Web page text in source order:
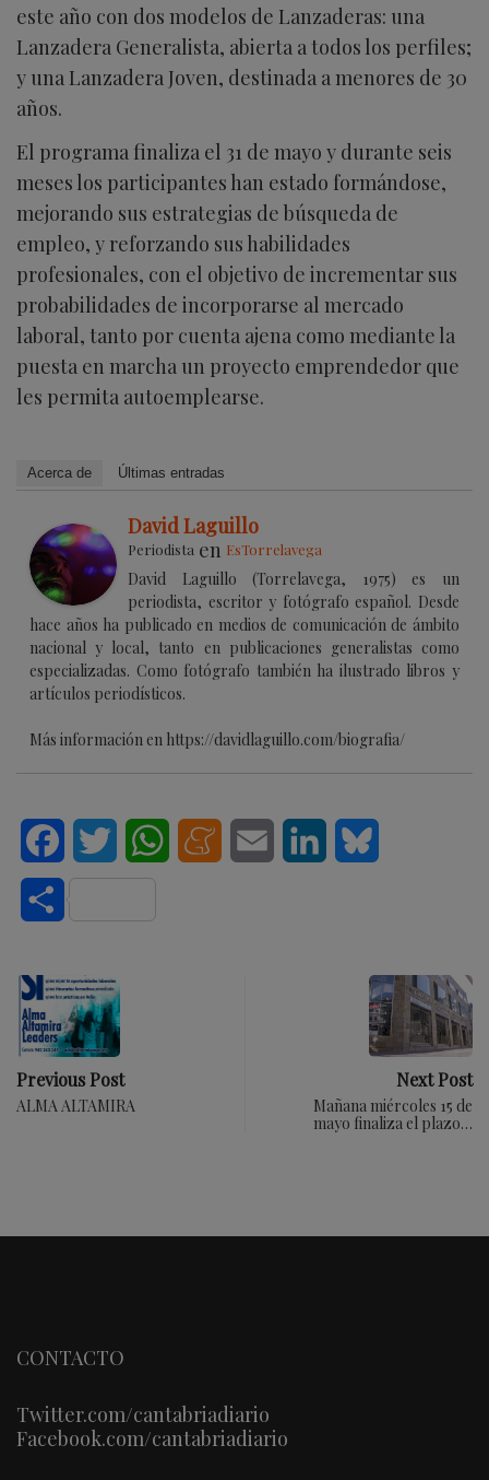
este año con dos modelos de Lanzaderas: una
Lanzadera Generalista, abierta a todos los perfiles;
y una Lanzadera Joven, destinada a menores de 30
años.
El programa finaliza el 31 de mayo y durante seis
meses los participantes han estado formándose,
mejorando sus estrategias de búsqueda de
empleo, y reforzando sus habilidades
profesionales, con el objetivo de incrementar sus
probabilidades de incorporarse al mercado
laboral, tanto por cuenta ajena como mediante la
puesta en marcha un proyecto emprendedor que
les permita autoemplearse.
Acerca de Últimas entradas
David Laguillo
Periodista en EsTorrelavega
David Laguillo (Torrelavega, 1975) es un
periodista, escritor y fotógrafo español. Desde
hace años ha publicado en medios de comunicación de ámbito
nacional y local, tanto en publicaciones generalistas como
especializadas. Como fotógrafo también ha ilustrado libros y
artículos periodísticos.
Más información en https://davidlaguillo.com/biografia/
FacebookTwitter WhatsAppMeneameEmail LinkedIn
Compartir
Previous Post
ALMA ALTAMIRA
Next Post
Mañana miércoles 15 de
mayo finaliza el plazo…
CONTACTO
Twitter.com/cantabriadiario
Facebook.com/cantabriadiario